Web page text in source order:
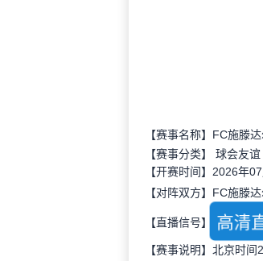
【赛事名称】FC施滕
【赛事分类】 球会友谊
【开赛时间】2026年
【对阵双方】FC施滕
【直播信号】 高清
【赛事说明】北京时